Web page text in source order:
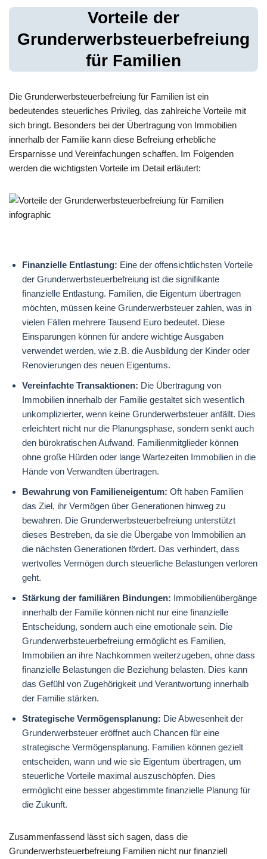
Vorteile der
Grunderwerbsteuerbefreiung
für Familien
Die Grunderwerbsteuerbefreiung für Familien ist ein
bedeutendes steuerliches Privileg, das zahlreiche Vorteile mit
sich bringt. Besonders bei der Übertragung von Immobilien
innerhalb der Familie kann diese Befreiung erhebliche
Ersparnisse und Vereinfachungen schaffen. Im Folgenden
werden die wichtigsten Vorteile im Detail erläutert:
Finanzielle Entlastung: Eine der offensichtlichsten Vorteile
der Grunderwerbsteuerbefreiung ist die signifikante
finanzielle Entlastung. Familien, die Eigentum übertragen
möchten, müssen keine Grunderwerbsteuer zahlen, was in
vielen Fällen mehrere Tausend Euro bedeutet. Diese
Einsparungen können für andere wichtige Ausgaben
verwendet werden, wie z.B. die Ausbildung der Kinder oder
Renovierungen des neuen Eigentums.
Vereinfachte Transaktionen: Die Übertragung von
Immobilien innerhalb der Familie gestaltet sich wesentlich
unkomplizierter, wenn keine Grunderwerbsteuer anfällt. Dies
erleichtert nicht nur die Planungsphase, sondern senkt auch
den bürokratischen Aufwand. Familienmitglieder können
ohne große Hürden oder lange Wartezeiten Immobilien in die
Hände von Verwandten übertragen.
Bewahrung von Familieneigentum: Oft haben Familien
das Ziel, ihr Vermögen über Generationen hinweg zu
bewahren. Die Grunderwerbsteuerbefreiung unterstützt
dieses Bestreben, da sie die Übergabe von Immobilien an
die nächsten Generationen fördert. Das verhindert, dass
wertvolles Vermögen durch steuerliche Belastungen verloren
geht.
Stärkung der familiären Bindungen: Immobilienübergänge
innerhalb der Familie können nicht nur eine finanzielle
Entscheidung, sondern auch eine emotionale sein. Die
Grunderwerbsteuerbefreiung ermöglicht es Familien,
Immobilien an ihre Nachkommen weiterzugeben, ohne dass
finanzielle Belastungen die Beziehung belasten. Dies kann
das Gefühl von Zugehörigkeit und Verantwortung innerhalb
der Familie stärken.
Strategische Vermögensplanung: Die Abwesenheit der
Grunderwerbsteuer eröffnet auch Chancen für eine
strategische Vermögensplanung. Familien können gezielt
entscheiden, wann und wie sie Eigentum übertragen, um
steuerliche Vorteile maximal auszuschöpfen. Dies
ermöglicht eine besser abgestimmte finanzielle Planung für
die Zukunft.
Zusammenfassend lässt sich sagen, dass die
Grunderwerbsteuerbefreiung Familien nicht nur finanziell